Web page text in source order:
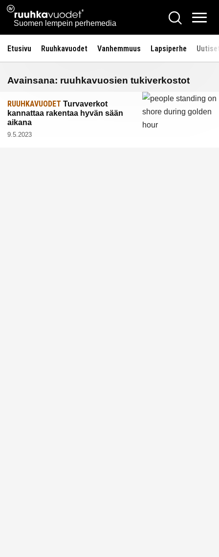
Siirry
sisältöön
Ruuhkavuodet.fi
Suomen lempein perhemedia
Hae
Etusivu Ruuhkavuodet Vanhemmuus Lapsiperhe
Avainsana: ruuhkavuosien tukiverkostot
RUUHKAVUODET Turvaverkot
kannattaa rakentaa hyvän sään
aikana
9.5.2023